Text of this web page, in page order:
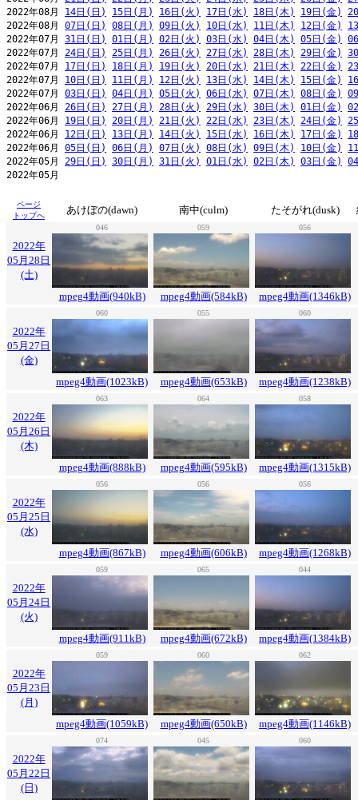
2022年08月 14日(日) 15日(月) 16日(火) 17日(水) 18日(木) 19日(金)
2022年08月 07日(日) 08日(月) 09日(火) 10日(水) 11日(木) 12日(金)
2022年07月 31日(日) 01日(月) 02日(火) 03日(水) 04日(木) 05日(金)
2022年07月 24日(日) 25日(月) 26日(火) 27日(水) 28日(木) 29日(金)
2022年07月 17日(日) 18日(月) 19日(火) 20日(水) 21日(木) 22日(金)
2022年07月 10日(日) 11日(月) 12日(火) 13日(水) 14日(木) 15日(金)
2022年07月 03日(日) 04日(月) 05日(火) 06日(水) 07日(木) 08日(金)
2022年06月 26日(日) 27日(月) 28日(火) 29日(水) 30日(木) 01日(金)
2022年06月 19日(日) 20日(月) 21日(火) 22日(水) 23日(木) 24日(金)
2022年06月 12日(日) 13日(月) 14日(火) 15日(水) 16日(木) 17日(金)
2022年06月 05日(日) 06日(月) 07日(火) 08日(水) 09日(木) 10日(金)
2022年05月 29日(日) 30日(月) 31日(火) 01日(水) 02日(木) 03日(金)
ページ
トップへ
あけぼの(dawn) 南中(culm) たそがれ(dusk)
046 059 056
2022年
05月28日
(土)
mpeg4動画(940kB)
mpeg4動画(584kB) mpeg4動画(1346kB)
060 055 060
2022年
05月27日
(金)
mpeg4動画(1023kB)
mpeg4動画(653kB) mpeg4動画(1238kB)
063 064 058
2022年
05月26日
(木)
mpeg4動画(888kB)
mpeg4動画(595kB) mpeg4動画(1315kB)
056 056 056
2022年
05月25日
(水)
mpeg4動画(867kB)
mpeg4動画(606kB) mpeg4動画(1268kB)
059 065 044
2022年
05月24日
(火)
mpeg4動画(911kB)
mpeg4動画(672kB) mpeg4動画(1384kB)
059 060 062
2022年
05月23日
(月)
mpeg4動画(1059kB)
mpeg4動画(650kB) mpeg4動画(1146kB)
074 045 060
2022年
05月22日
(日)